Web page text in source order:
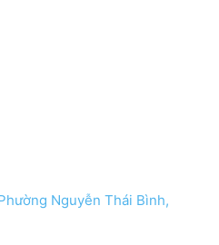
Nguyễn Thái Bình,